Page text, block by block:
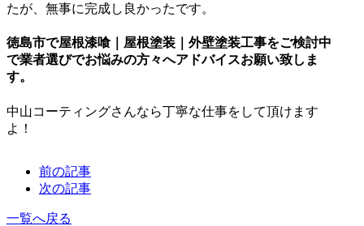
たが、無事に完成し良かったです。
徳島市で屋根漆喰｜屋根塗装｜外壁塗装工事をご検討中
で業者選びでお悩みの方々へアドバイスお願い致しま
す。
中山コーティングさんなら丁寧な仕事をして頂けます
よ！
前の記事
次の記事
一覧へ戻る